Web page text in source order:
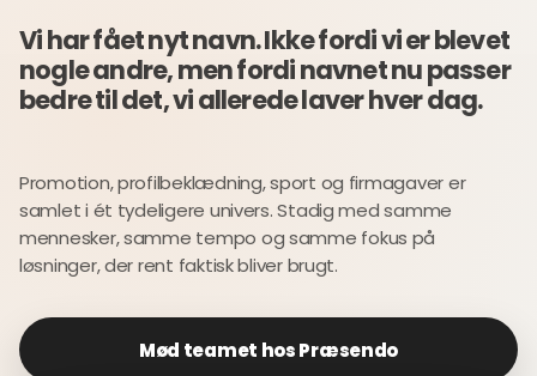
Vi har fået nyt navn. Ikke fordi vi er blevet
nogle andre, men fordi navnet nu passer
bedre til det, vi allerede laver hver dag.
Promotion, profilbeklædning, sport og firmagaver er
samlet i ét tydeligere univers. Stadig med samme
mennesker, samme tempo og samme fokus på
løsninger, der rent faktisk bliver brugt.
Mød teamet hos Præsendo